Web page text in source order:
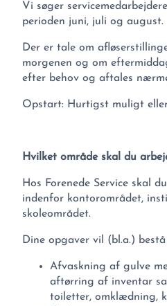
Vi søger
perioden juni, juli og august.
Der er tale om
morgenen og om
efter behov og aftales
Opstart: Hurtigst muligt
Hvilket område skal du
Hos Forenede Service skal
indenfor kontorområdet,
skoleområdet.
Dine opgaver vil (bl.a.)
Afvaskning af gulve
aftørring af inventar
toiletter, omklædning,